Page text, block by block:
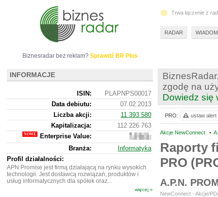
zgodę na
Dowiedz się
Akcje NewConnect •
Raporty
PRO
A.P.N.
NewConnect - Akcje/
PRO: ustaw alert
Biznesradar bez reklam? Sprawdź BR Plus
INFORMACJE
ISIN:
PLAPNPS00017
Data debiutu:
07.02.2013
Liczba akcji:
11 393 580
Kapitalizacja:
112 226 763
Enterprise Value:
142
961
763
Branża:
Informatyka
Profil działalności:
APN Promise jest firmą działającą na rynku wysokich
technologii. Jest dostawcą rozwiązań, produktów i
usług informatycznych dla spółek oraz...
więcej »
Trwa łączenie z
RADAR